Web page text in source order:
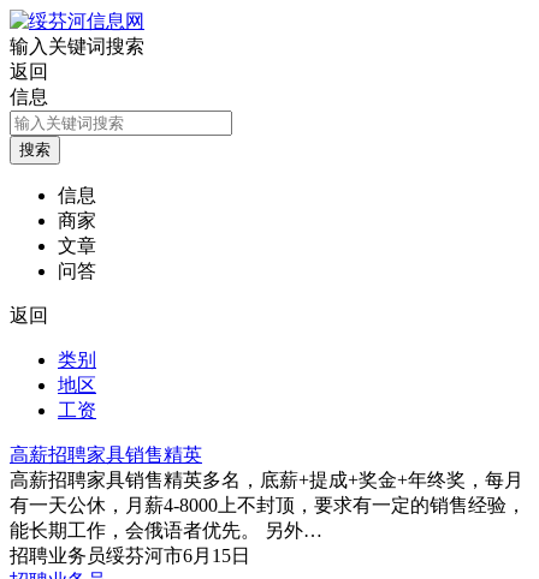
输入关键词搜索
返回
信息
信息
商家
文章
问答
返回
类别
地区
工资
高薪招聘家具销售精英
高薪招聘家具销售精英多名，底薪+提成+奖金+年终奖，每月
有一天公休，月薪4-8000上不封顶，要求有一定的销售经验，
能长期工作，会俄语者优先。 另外…
招聘业务员绥芬河市6月15日